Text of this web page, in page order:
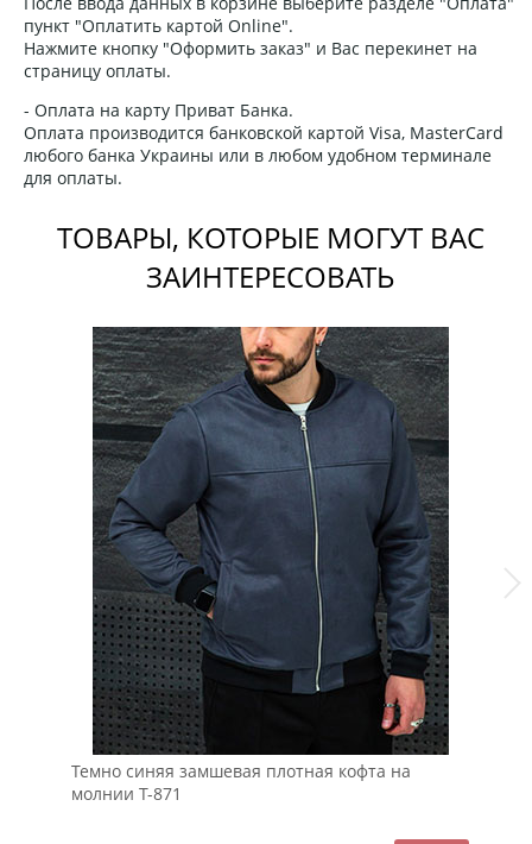
пункт "Оплатить картой Online".
Нажмите кнопку "Оформить заказ" и Вас перекинет на
страницу оплаты.
- Оплата на карту Приват Банка.
Оплата производится банковской картой Visa, MasterCard
любого банка Украины или в любом удобном терминале
для оплаты.
ТОВАРЫ, КОТОРЫЕ МОГУТ ВАС
ЗАИНТЕРЕСОВАТЬ
Темно синяя замшевая плотная кофта на
молнии Т-871